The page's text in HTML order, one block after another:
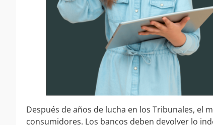
Después de años de lucha en los Tribunales, el
consumidores. Los bancos deben devolver lo